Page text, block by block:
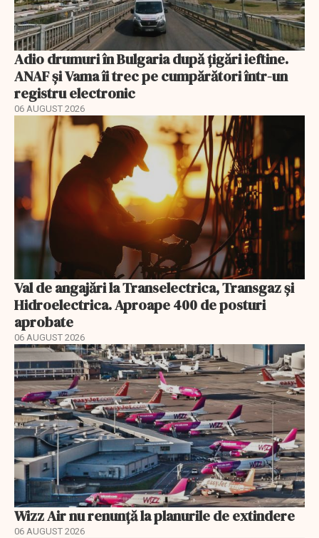
Adio drumuri în Bulgaria după țigări ieftine.
ANAF și Vama îi trec pe cumpărători într-un
registru electronic
06 AUGUST 2026
Val de angajări la Transelectrica, Transgaz și
Hidroelectrica. Aproape 400 de posturi
aprobate
06 AUGUST 2026
Wizz Air nu renunță la planurile de extindere
06 AUGUST 2026